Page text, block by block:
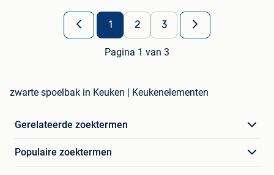
1 2 3
Pagina 1 van 3
zwarte spoelbak in Keuken | Keukenelementen
Gerelateerde zoektermen
Populaire zoektermen